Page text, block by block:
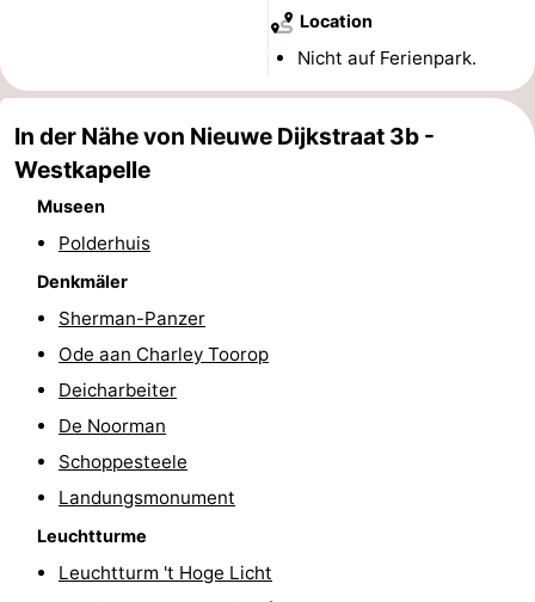
Zentren
Dörfer
&
Städte
Natur
Führungen
Radfahren
Reiten
Golfplatze
Location
Nicht auf Ferienpark.
In der Nähe von Nieuwe Dijkstraat 3b -
Westkapelle
Museen
Polderhuis
Denkmäler
Sherman-Panzer
Ode aan Charley Toorop
Deicharbeiter
De Noorman
Schoppesteele
Landungsmonument
Leuchtturme
Leuchtturm 't Hoge Licht